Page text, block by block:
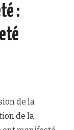
:
de la
de la